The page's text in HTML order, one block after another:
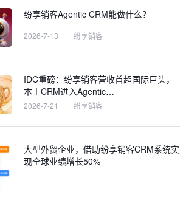
纷享销客Agentic CRM能做什么？
2026-7-13 | 纷享销客
IDC重磅：纷享销客营收首超国际巨头，
本土CRM进入Agentic…
2026-7-21 | 纷享销客
大型外贸企业，借助纷享销客CRM系统实
现全球业绩增长50%